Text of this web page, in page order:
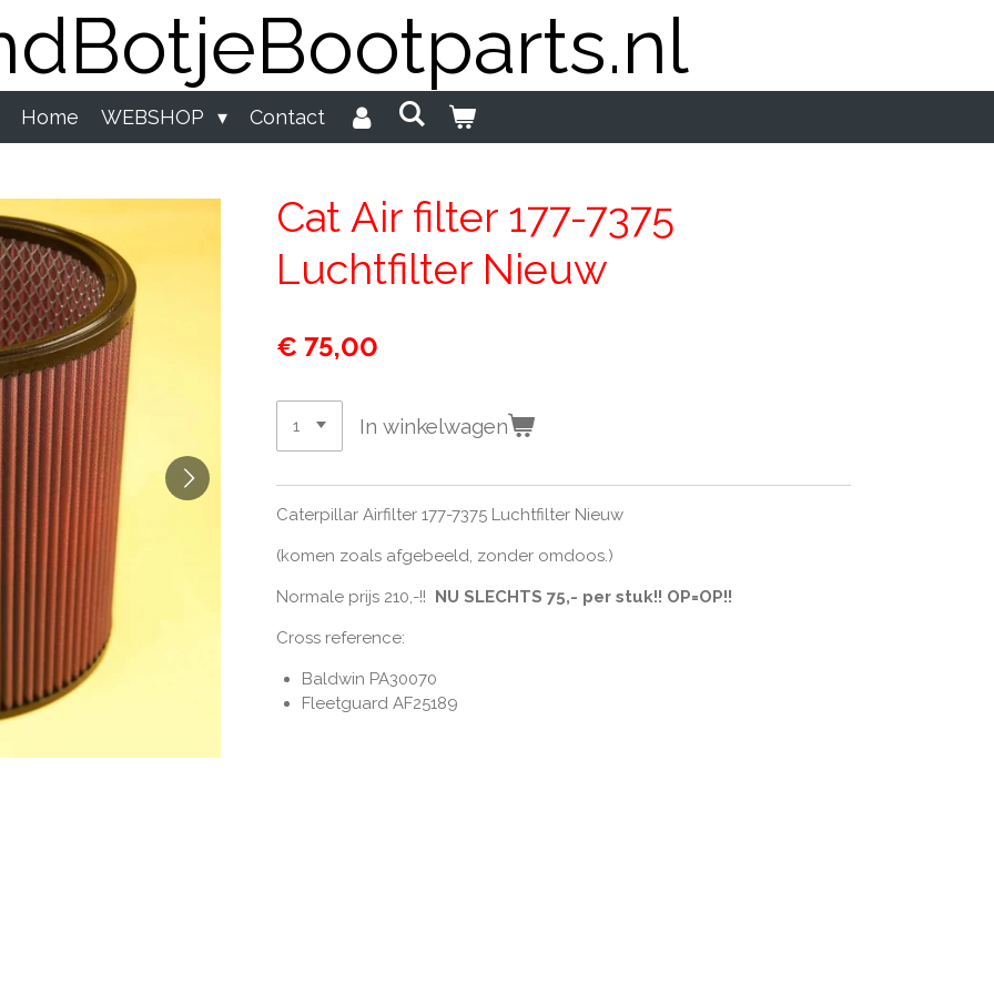
Home WEBSHOP Contact
Cat Air filter 177-7375
Luchtfilter Nieuw
€ 75,00
In winkelwagen
Caterpillar Airfilter 177-7375 Luchtfilter Nieuw
(komen zoals afgebeeld, zonder omdoos.)
Normale prijs 210,-!! NU SLECHTS 75,- per stuk!! OP=OP!!
Cross reference:
Baldwin PA30070
Fleetguard AF25189